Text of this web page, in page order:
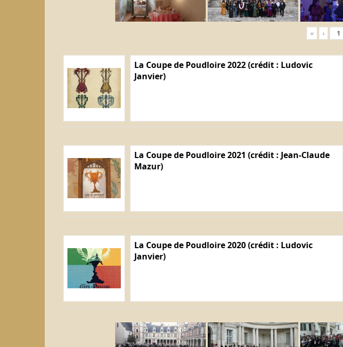
« ‹
La Coupe de Poudloire 2022 (crédit : Ludovic
Janvier)
La Coupe de Poudloire 2021 (crédit : Jean-Claude
Mazur)
La Coupe de Poudloire 2020 (crédit : Ludovic
Janvier)